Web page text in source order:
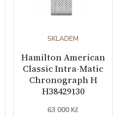
American Classic
SKLADEM
Hamilton American
Classic Intra-Matic
Chronograph H
H38429130
63 000 Kč